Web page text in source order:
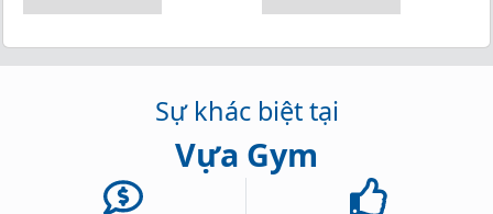
Sự khác biệt tại
Vựa Gym